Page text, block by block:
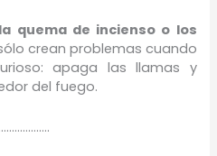
quema de incienso o los
crean problemas cuando
apaga las llamas y
del fuego.